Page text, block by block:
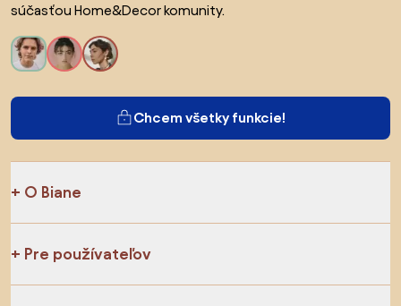
súčasťou Home&Decor komunity.
Chcem všetky funkcie!
O Biane
Pre používateľov